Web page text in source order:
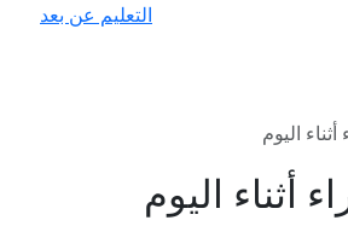
التعليم عن بعد
اليوم
أثناء اليوم